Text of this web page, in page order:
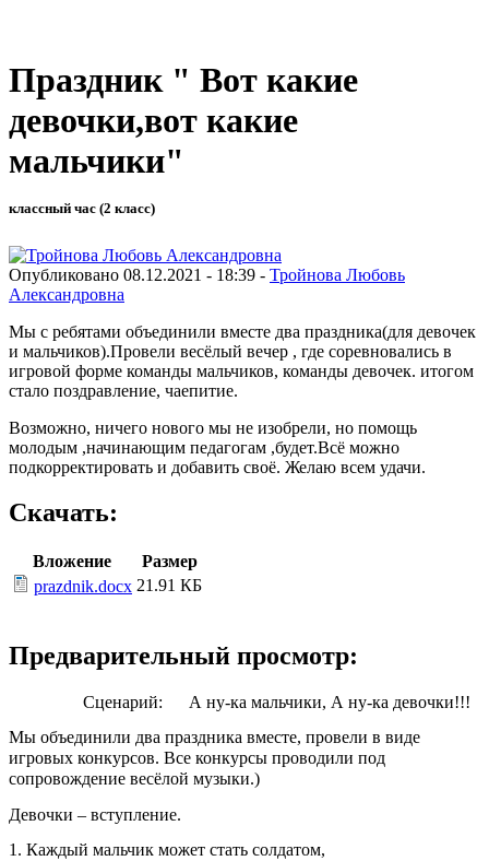
Праздник " Вот какие
девочки,вот какие
мальчики"
классный час (2 класс)
Опубликовано 08.12.2021 - 18:39 - Тройнова Любовь
Александровна
Мы с ребятами объединили вместе два праздника(для девочек
и мальчиков).Провели весёлый вечер , где соревновались в
игровой форме команды мальчиков, команды девочек. итогом
стало поздравление, чаепитие.
Возможно, ничего нового мы не изобрели, но помощь
молодым ,начинающим педагогам ,будет.Всё можно
подкорректировать и добавить своё. Желаю всем удачи.
Скачать:
Вложение
Размер
prazdnik.docx 21.91 КБ
Предварительный просмотр:
Сценарий: А ну-ка мальчики, А ну-ка девочки!!!
Мы объединили два праздника вместе, провели в виде
игровых конкурсов. Все конкурсы проводили под
сопровождение весёлой музыки.)
Девочки – вступление.
1. Каждый мальчик может стать солдатом,